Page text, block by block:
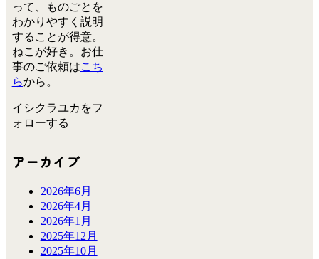
って、ものごとを
わかりやすく説明
することが得意。
ねこが好き。お仕
事のご依頼はこち
らから。
イシクラユカをフ
ォローする
アーカイブ
2026年6月
2026年4月
2026年1月
2025年12月
2025年10月